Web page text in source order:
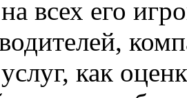
всех его
как